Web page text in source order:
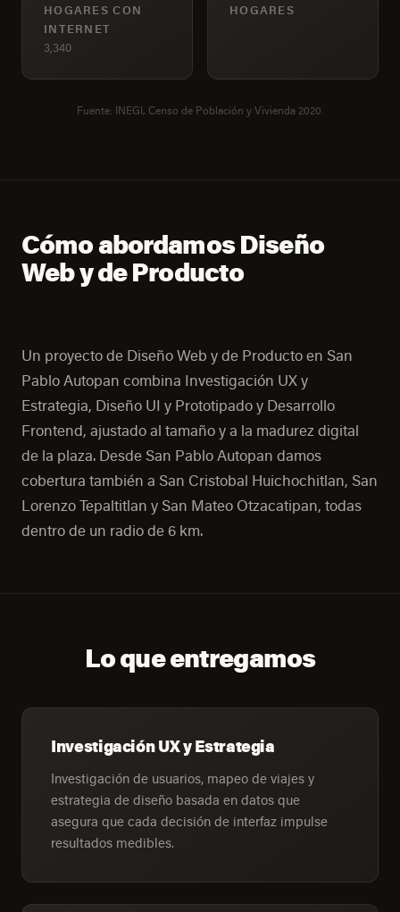
HOGARES CON
INTERNET
3,340
HOGARES
Fuente: INEGI, Censo de Población y Vivienda 2020.
Cómo abordamos Diseño
Web y de Producto
Un proyecto de Diseño Web y de Producto en San
Pablo Autopan combina Investigación UX y
Estrategia, Diseño UI y Prototipado y Desarrollo
Frontend, ajustado al tamaño y a la madurez digital
de la plaza. Desde San Pablo Autopan damos
cobertura también a San Cristobal Huichochitlan, San
Lorenzo Tepaltitlan y San Mateo Otzacatipan, todas
dentro de un radio de 6 km.
Lo que entregamos
Investigación UX y Estrategia
Investigación de usuarios, mapeo de viajes y
estrategia de diseño basada en datos que
asegura que cada decisión de interfaz impulse
resultados medibles.